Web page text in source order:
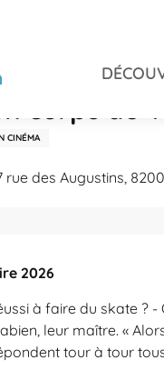
à 22:00
corps au
CINÉMA
rue des Augustins,
2026
à faire du skate ?
leur maître. «
tour à tour